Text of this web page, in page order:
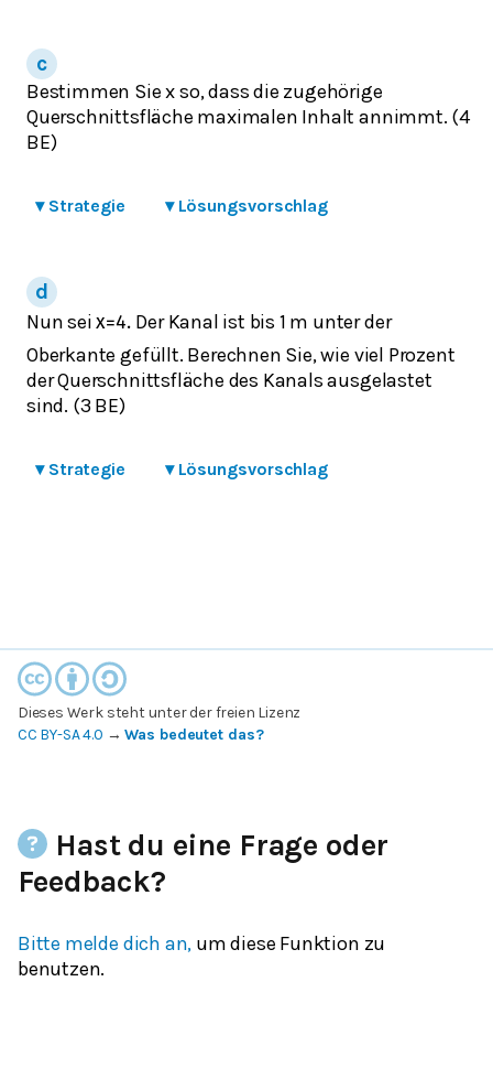
Bestimmen Sie x so, dass die zugehörige
Querschnittsfläche maximalen Inhalt annimmt. (4
BE)
▾ Strategie ▾ Lösungsvorschlag
Nun seix=4. Der Kanal ist bis 1 m unter der
Oberkante gefüllt. Berechnen Sie, wie viel Prozent
der Querschnittsfläche des Kanals ausgelastet
sind. (3 BE)
▾ Strategie ▾ Lösungsvorschlag
Dieses Werk steht unter der freien Lizenz
CC BY-SA 4.0 →Was bedeutet das?
Hast du eine Frage oder
Feedback?
Bitte melde dich an, um diese Funktion zu
benutzen.